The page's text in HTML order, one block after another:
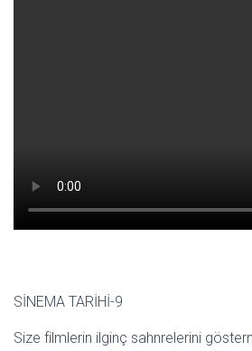
SİNEMA TARİHİ-9
Size filmlerin ilginç sahnrelerini